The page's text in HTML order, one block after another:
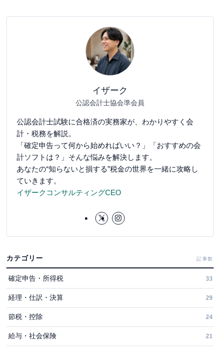
イザーク
公認会計士協会準会員
公認会計士試験に合格済の実務家が、わかりやすく会
計・税務を解説。
「確定申告って何から始めればいい？」「おすすめの会
計ソフトは？」そんな悩みを解決します。
あなたの“知らないと損する”税金の世界を一緒に攻略し
ていきます。
イザークコンサルティングCEO
カテゴリー 記事数
確定申告・所得税 33
経理・仕訳・決算 29
節税・控除 24
給与・社会保険 21